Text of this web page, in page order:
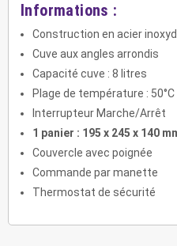
Informations :
Construction en acier
Cuve aux angles arrondis
Capacité cuve : 8 litres
Plage de température : 50°C
Interrupteur Marche/Arrêt
1 panier : 195 x 245 x 140
Couvercle avec poignée
Commande par manette
Thermostat de sécurité